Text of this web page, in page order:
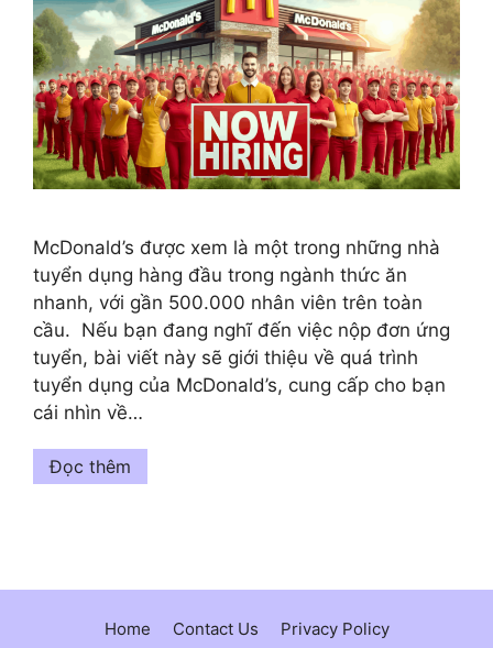
McDonald’s được xem là một trong những nhà
tuyển dụng hàng đầu trong ngành thức ăn
nhanh, với gần 500.000 nhân viên trên toàn
cầu. Nếu bạn đang nghĩ đến việc nộp đơn ứng
tuyển, bài viết này sẽ giới thiệu về quá trình
tuyển dụng của McDonald’s, cung cấp cho bạn
cái nhìn về…
Đọc thêm
Home Contact Us Privacy Policy